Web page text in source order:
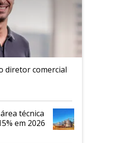
diretor comercial
técnica
em 2026